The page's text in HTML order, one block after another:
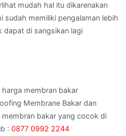
mudah hal itu dikarenakan
sudah memiliki pengalaman lebih
dapat di sangsikan lagi
membran bakar
Membrane Bakar dan
bakar yang cocok di
: 0877 0992 2244